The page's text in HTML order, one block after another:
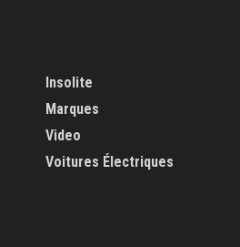
Insolite
Marques
Video
Voitures Électriques